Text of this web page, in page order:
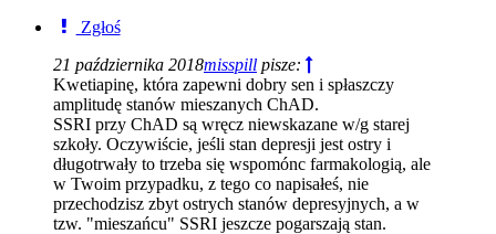
Zgłoś
21 października 2018misspill pisze:
Kwetiapinę, która zapewni dobry sen i spłaszczy
amplitudę stanów mieszanych ChAD.
SSRI przy ChAD są wręcz niewskazane w/g starej
szkoły. Oczywiście, jeśli stan depresji jest ostry i
długotrwały to trzeba się wspomónc farmakologią, ale
w Twoim przypadku, z tego co napisałeś, nie
przechodzisz zbyt ostrych stanów depresyjnych, a w
tzw. "mieszańcu" SSRI jeszcze pogarszają stan.